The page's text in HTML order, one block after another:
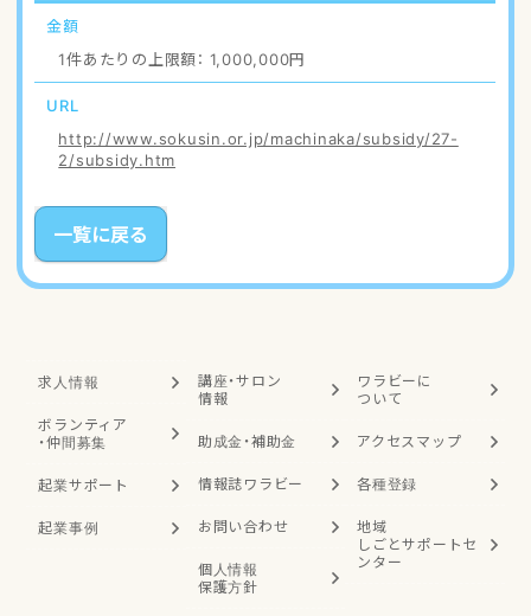
金額
1件あたりの上限額： 1,000,000円
URL
http://www.sokusin.or.jp/machinaka/subsidy/27-
2/subsidy.htm
一覧に戻る
求人情報
ボランティア
・仲間募集
起業サポート
起業事例
講座・サロン
情報
助成金・補助金
情報誌ワラビー
お問い合わせ
個人情報
保護方針
ワラビーに
ついて
アクセスマップ
各種登録
地域
しごとサポートセ
ンター